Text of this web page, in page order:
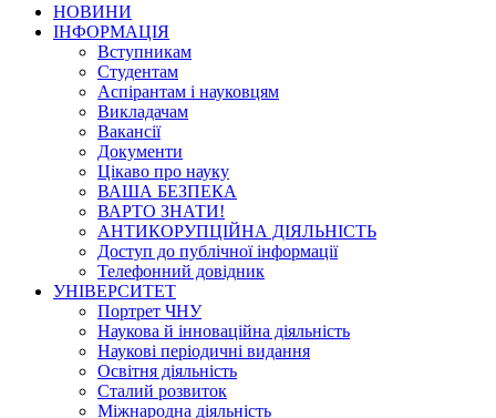
НОВИНИ
ІНФОРМАЦІЯ
Вступникам
Студентам
Аспірантам і науковцям
Викладачам
Вакансії
Документи
Цікаво про науку
ВАША БЕЗПЕКА
ВАРТО ЗНАТИ!
АНТИКОРУПЦІЙНА ДІЯЛЬНІСТЬ
Доступ до публічної інформації
Телефонний довідник
УНІВЕРСИТЕТ
Портрет ЧНУ
Наукова й інноваційна діяльність
Наукові періодичні видання
Освітня діяльність
Сталий розвиток
Міжнародна діяльність